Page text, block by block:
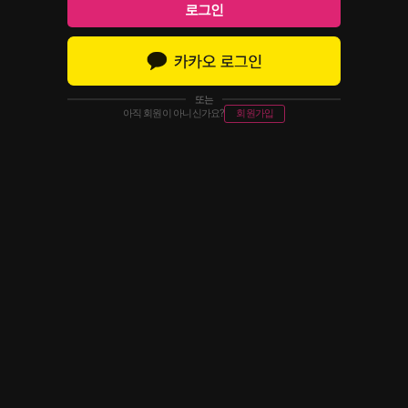
로그인
또는
아직 회원이 아니신가요?
회원가입